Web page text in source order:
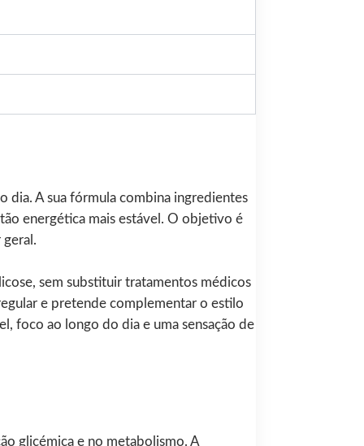
dia. A sua fórmula combina ingredientes
energética mais estável. O objetivo é
sem substituir tratamentos médicos
e pretende complementar o estilo
foco ao longo do dia e uma sensação de
glicémica e no metabolismo. A